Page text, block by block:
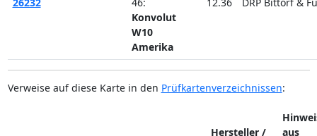
Konvolut
W10
Amerika
Verweise auf diese Karte in den Prüfkartenverzeichnissen:
Hersteller /
aus